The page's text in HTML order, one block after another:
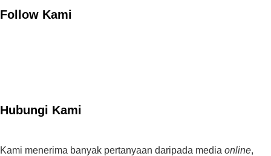
Follow Kami
Hubungi Kami
Kami menerima banyak pertanyaan daripada media online,